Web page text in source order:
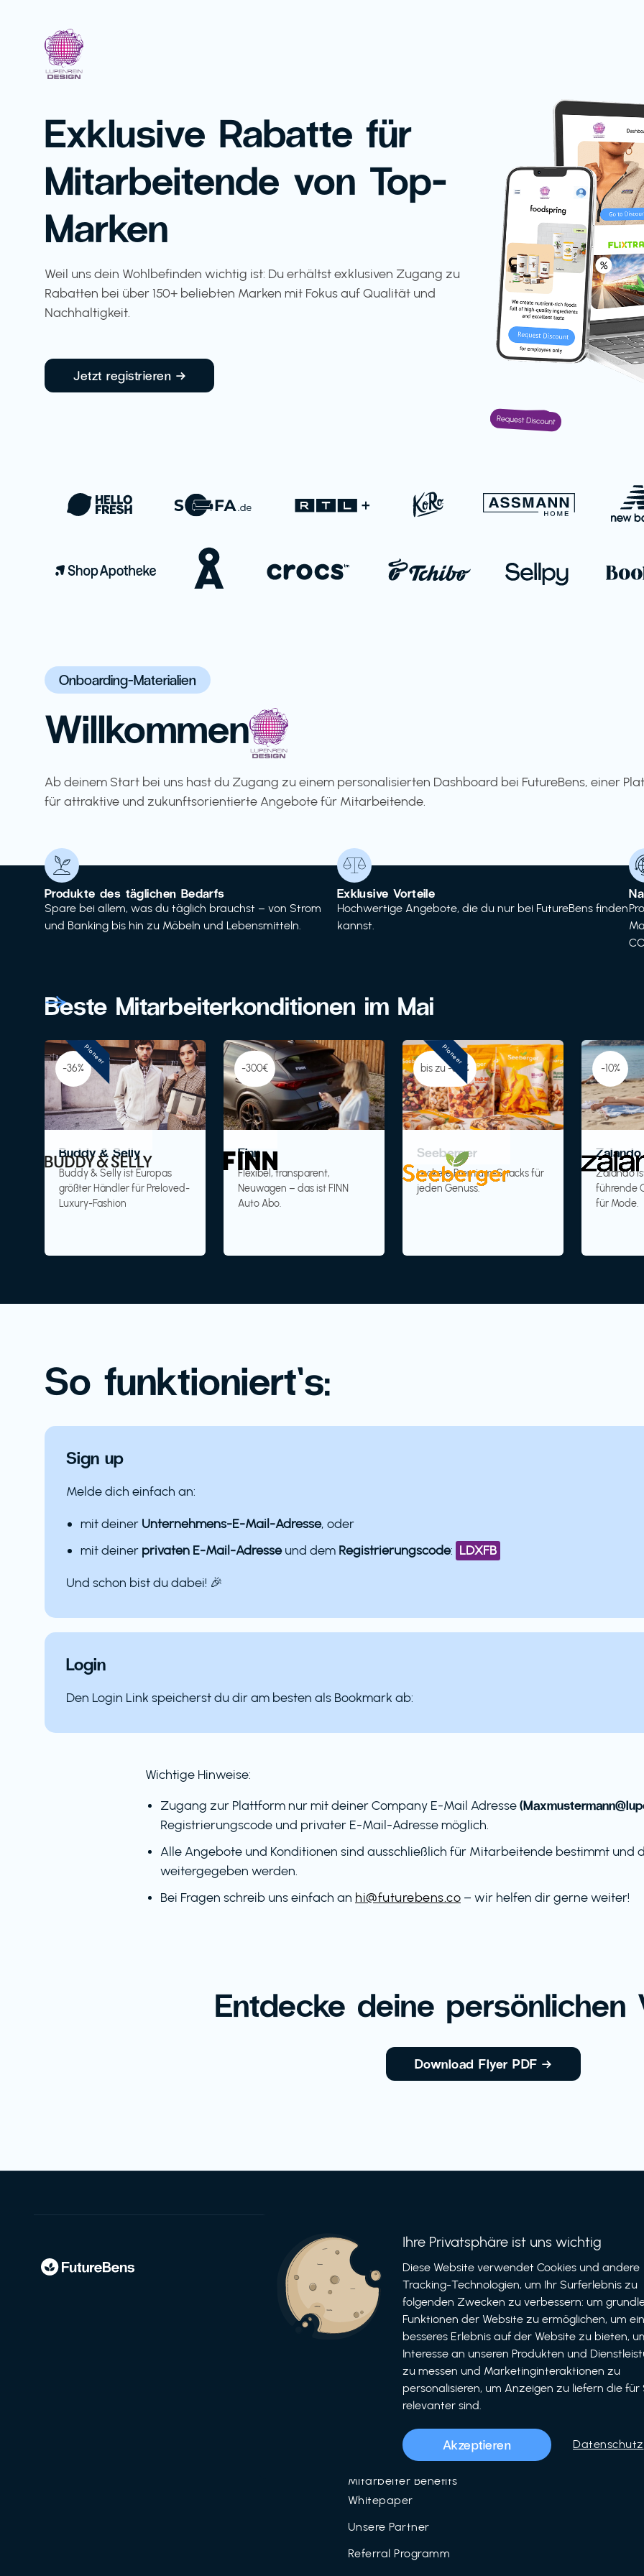
Exklusive Rabatte für
Mitarbeitende von Top-
Marken
Weil uns dein Wohlbefinden wichtig ist: Du erhältst exklusiven Zugang zu
Rabatten bei über 150+ beliebten Marken mit Fokus auf Qualität und
Nachhaltigkeit.
Jetzt registrieren →
Onboarding-Materialien
Willkommen
Ab deinem Start bei uns hast du Zugang zu einem personalisierten Dashboard bei FutureBens, einer
für attraktive und zukunftsorientierte Angebote für Mitarbeitende.
Produkte des täglichen Bedarfs
Spare bei allem, was du täglich brauchst – von Strom
und Banking bis hin zu Möbeln und Lebensmitteln.
Exklusive Vorteile
Hochwertige Angebote, die du nur bei FutureBens finden
kannst.
Beste Mitarbeiterkonditionen im Mai
-36%
Buddy & Selly
Buddy & Selly ist Europas
größter Händler für Preloved-
Luxury-Fashion
Pioneer
-300€
Finn
Flexibel, transparent,
Neuwagen – das ist FINN
Auto Abo.
bis zu -30%
Seeberger
Leckere Premium-Snacks für
jeden Genuss.
Pioneer
-10%
Zalando
führende
für Mode.
So funktioniert’s:
Sign up
Melde dich einfach an:
mit deiner Unternehmens-E-Mail-Adresse, oder
mit deiner privaten E-Mail-Adresseund dem Registrierungscode: LDXFB
Und schon bist du dabei! 🎉
Login
Den Login Link speicherst du dir am besten als Bookmark ab:
Wichtige Hinweise:
Zugang zur Plattform nur mit deiner Company E-Mail Adresse
Registrierungscode und privater E-Mail-Adresse möglich.
Alle Angebote und Konditionen sind ausschließlich für Mitarbeitende bestimmt und
weitergegeben werden.
Bei Fragen schreib uns einfach an hi@futurebens.co – wir helfen dir gerne weiter!
Entdecke deine persönlichen
Download Flyer PDF →
Informationen
Für Unternehmen
Für Partner
Unser Team
Mitarbeiter Benefits
Mitarbeiter Benefits
Whitepaper
Unsere Partner
Referral Programm
Bewerben
als Unternehmen
Ihre Privatsphäre ist uns wichtig
Diese Website verwendet Cookies und andere
Tracking-Technologien, um Ihr Surferlebnis zu
folgenden Zwecken zu verbessern: um
Funktionen der Website zu ermöglichen, um ein
besseres Erlebnis auf der Website zu bieten,
Interesse an unseren Produkten und
zu messen und Marketinginteraktionen zu
personalisieren, um Anzeigen zu liefern die für
relevanter sind.
Akzeptieren Datenschutz